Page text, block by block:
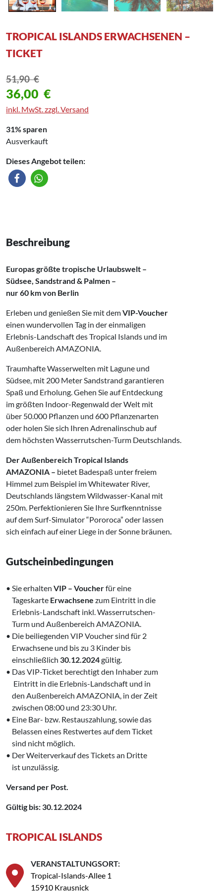
TROPICAL ISLANDS ERWACHSENEN –
TICKET
51,90€
36,00 €
inkl. MwSt. zzgl. Versand
31% sparen
Ausverkauft
Dieses Angebot teilen:
Beschreibung
Europas größte tropische Urlaubswelt –
Südsee, Sandstrand & Palmen –
nur 60 km von Berlin
Erleben und genießen Sie mit demVIP-Voucher
einen wundervollen Tag in der einmaligen
Erlebnis-Landschaft des Tropical Islands und im
Außenbereich AMAZONIA.
Traumhafte Wasserwelten mit Lagune und
Südsee, mit 200 Meter Sandstrand garantieren
Spaß und Erholung. Gehen Sie auf Entdeckung
im größten Indoor-Regenwald der Welt mit
über 50.000 Pflanzen und 600 Pflanzenarten
oder holen Sie sich Ihren Adrenalinschub auf
dem höchsten Wasserrutschen-Turm Deutschlands.
Der Außenbereich Tropical Islands
AMAZONIA – bietet Badespaß unter freiem
Himmel zum Beispiel im Whitewater River,
Deutschlands längstem Wildwasser-Kanal mit
250m. Perfektionieren Sie Ihre Surfkenntnisse
auf dem Surf-Simulator “Pororoca” oder lassen
sich einfach auf einer Liege in der Sonne bräunen
Gutscheinbedingungen
• Sie erhalten VIP – Voucherfür eine
‌ Tageskarte Erwachsene zum Eintritt in die
‌ ‌Erlebnis-Landschaft inkl. Wasserrutschen-
‌ ‌ Turm und Außenbereich AMAZONIA.
• Die beiliegenden VIP Voucher sind für 2
‍‌‌ Erwachsene und bis zu 3 Kinder bis
‌‌ einschließlich 30.12.2024gültig.
• Das VIP-Ticket berechtigt den Inhaber zum
‍‌‌ ‌ Eintritt in die Erlebnis-Landschaft und in
‌‌ den Außenbereich AMAZONIA, in der Zeit
‌‌ zwischen 08:00 und 23:30 Uhr.
• Eine Bar- bzw. Restauszahlung, sowie das
‌‌ Belassen eines Restwertes auf dem Ticket
‌‌ sind nicht möglich.
• Der Weiterverkauf des Tickets an Dritte
‌‌ ist unzulässig.
Versand per Post.
Gültig bis: 30.12.2024
TROPICAL ISLANDS
VERANSTALTUNGSORT:
Tropical-Islands-Allee 1
15910 Krausnick